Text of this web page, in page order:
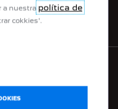
a nuestra política de
cokkies'.